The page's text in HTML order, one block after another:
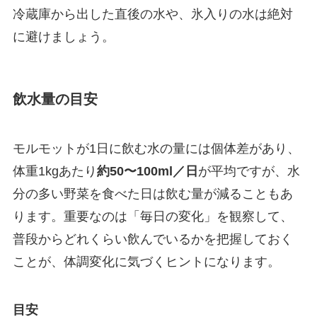
冷蔵庫から出した直後の水や、氷入りの水は絶対
に避けましょう。
飲水量の目安
モルモットが1日に飲む水の量には個体差があり、
体重1kgあたり 約50〜100ml／日 が平均ですが、水
分の多い野菜を食べた日は飲む量が減ることもあ
ります。重要なのは「毎日の変化」を観察して、
普段からどれくらい飲んでいるかを把握しておく
ことが、体調変化に気づくヒントになります。
目安